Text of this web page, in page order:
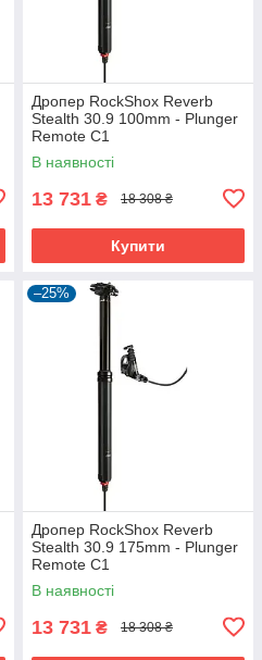
Дропер RockShox Reverb
Stealth 30.9 100mm - Plunger
Remote C1
В наявності
13 731 ₴ 18 308 ₴
Купити
–25%
Дропер RockShox Reverb
Stealth 30.9 175mm - Plunger
Remote C1
В наявності
13 731 ₴ 18 308 ₴